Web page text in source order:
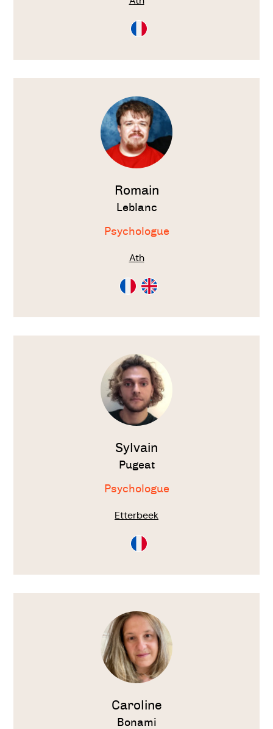
Consultation
en
Voir
Romain
Leblanc
Psychologue
Ath
Consultation
en
Consultation
en
Voir
Sylvain
Pugeat
Psychologue
Etterbeek
Consultation
en
Voir
Caroline
Bonami